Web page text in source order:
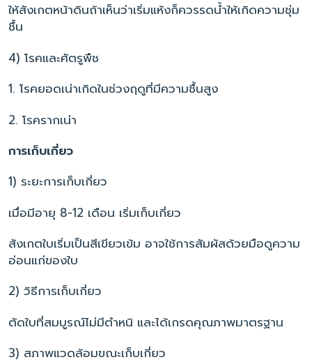
ให้สังเกตหน้าดินถ้าเห็นว่าเริ่มแห้งก็ควรรดน้ำให้เกิดความชุ่ม
ชื้น
4) โรคและศัตรูพืช
1. โรคยอดเน่าเกิดในช่วงฤดูที่มีความชื้นสูง
2. โรครากเน่า
การเก็บเกี่ยว
1) ระยะการเก็บเกี่ยว
เมื่อมีอายุ 8-12 เดือน เริ่มเก็บเกี่ยว
สังเกตใบเริ่มเป็นสีเขียวเข้ม อาจใช้การสัมผัสด้วยมือดูความ
อ่อนแก่ของใบ
2) วิธีการเก็บเกี่ยว
ตัดใบที่สมบูรณ์ไม่มีตำหนิ และได้เกรดคุณภาพมาตรฐาน
3) สภาพแวดล้อมขณะเก็บเกี่ยว